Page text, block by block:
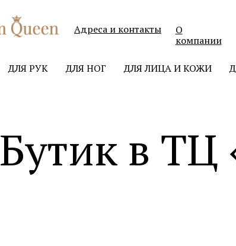
Адреса и контакты
О
компании
ДЛЯ РУК ДЛЯ НОГ ДЛЯ ЛИЦА И КОЖИ
Бутик в ТЦ